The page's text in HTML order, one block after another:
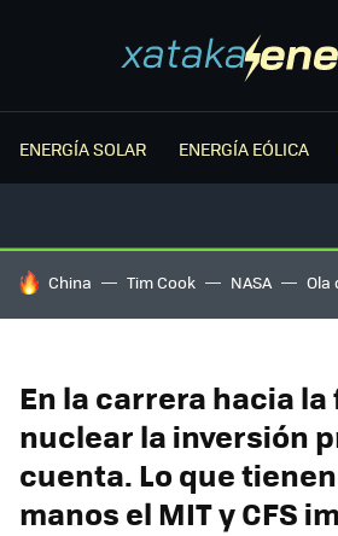
ENERGÍA SOLAR ENERGÍA EÓLICA
HOY SE HABLA DE
China Tim Cook NASA Ola
En la carrera hacia
nuclear la inversión
cuenta. Lo que
manos el MIT y CFS